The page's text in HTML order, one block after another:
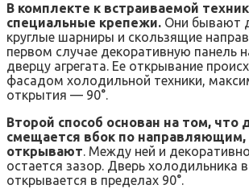
В комплекте к встраиваемой
специальные крепежи. Они бывают
круглые шарниры и скользящие
первом случае декоративную панель
дверцу агрегата. Ее открывание
фасадом холодильной техники,
открытия — 90°.
Второй способ основан на том, что
смещается вбок по направляющим,
открывают. Между ней и
остается зазор. Дверь холодильника
открывается в пределах 90°.